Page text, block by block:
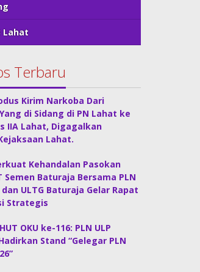
Lahat
Terbaru
Kirim Narkoba Dari
di Sidang di PN Lahat ke
IIA Lahat, Digagalkan
Lahat.
Kehandalan Pasokan
Semen Baturaja Bersama PLN
dan ULTG Baturaja Gelar Rapat
Strategis
OKU ke-116: PLN ULP
Stand “Gelegar PLN